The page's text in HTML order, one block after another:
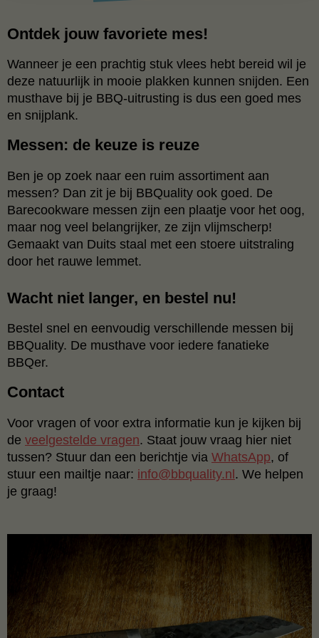
Ontdek jouw favoriete mes!
Wanneer je een prachtig stuk vlees hebt bereid wil je
deze natuurlijk in mooie plakken kunnen snijden. Een
musthave bij je BBQ-uitrusting is dus een goed mes
en snijplank.
Messen: de keuze is reuze
Ben je op zoek naar een ruim assortiment aan
messen? Dan zit je bij BBQuality ook goed. De
Barecookware messen zijn een plaatje voor het oog,
maar nog veel belangrijker, ze zijn vlijmscherp!
Gemaakt van Duits staal met een stoere uitstraling
door het rauwe lemmet.
Wacht niet langer, en bestel nu!
Bestel snel en eenvoudig verschillende messen bij
BBQuality. De musthave voor iedere fanatieke
BBQer.
Contact
Voor vragen of voor extra informatie kun je kijken bij
de veelgestelde vragen. Staat jouw vraag hier niet
tussen? Stuur dan een berichtje via WhatsApp, of
stuur een mailtje naar: info@bbquality.nl. We helpen
je graag!